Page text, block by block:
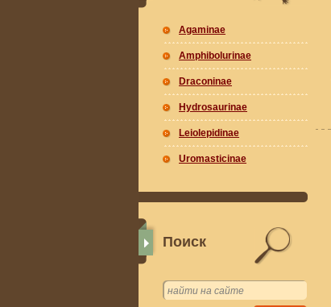
Agaminae
Amphibolurinae
Draconinae
Hydrosaurinae
Leiolepidinae
Uromasticinae
Поиск